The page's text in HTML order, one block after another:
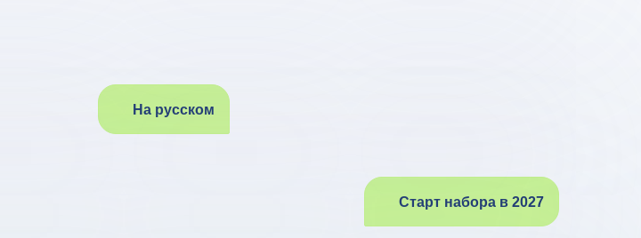
На русском
Старт набора в 2027